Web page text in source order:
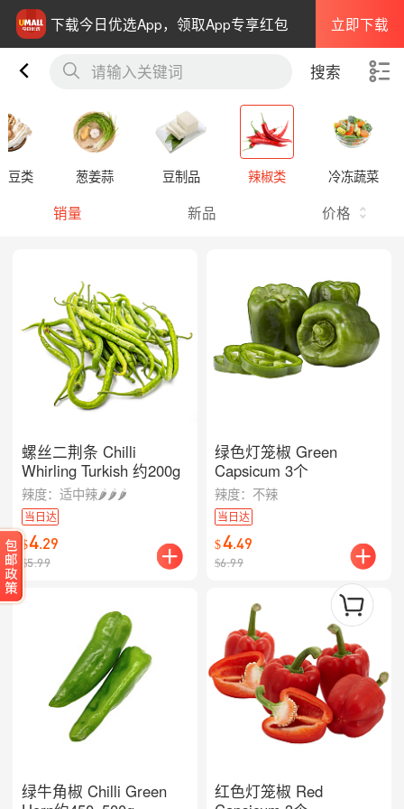
下载今日优选App，领取App专享红包 立即下载
请输入关键词 搜索
豆类 葱姜蒜 豆制品 辣椒类 冷冻蔬菜
销量 新品 价格
螺丝二荆条 Chilli
Whirling Turkish 约200g
辣度：适中辣🌶️🌶️🌶
当日达
$4.29
$5.99
绿牛角椒 Chilli Green
绿色灯笼椒 Green
Capsicum 3个
辣度：不辣
当日达
$4.49
$6.99
红色灯笼椒 Red